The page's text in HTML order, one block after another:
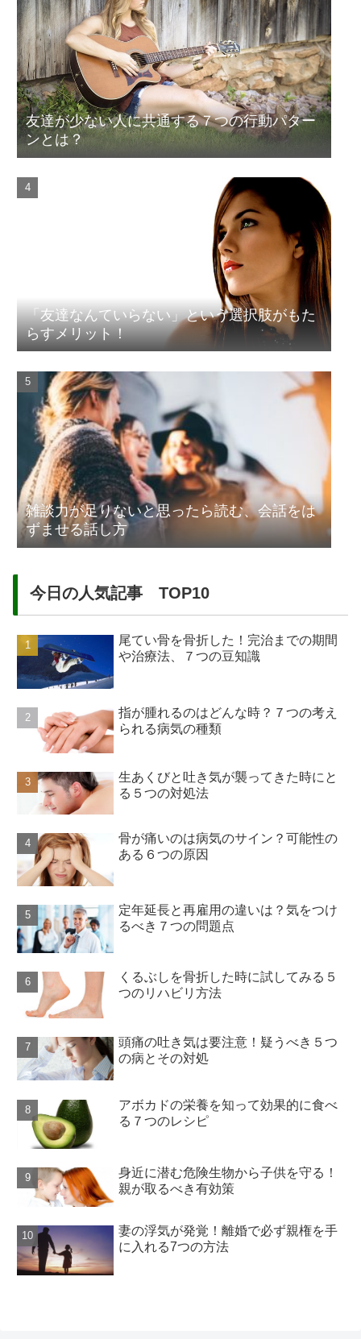
友達が少ない人に共通する７つの行動パター
ンとは？
「友達なんていらない」という選択肢がもた
らすメリット！
雑談力が足りないと思ったら読む、会話をは
ずませる話し方
今日の人気記事 TOP10
尾てい骨を骨折した！完治までの期間
や治療法、７つの豆知識
指が腫れるのはどんな時？７つの考え
られる病気の種類
生あくびと吐き気が襲ってきた時にと
る５つの対処法
骨が痛いのは病気のサイン？可能性の
ある６つの原因
定年延長と再雇用の違いは？気をつけ
るべき７つの問題点
くるぶしを骨折した時に試してみる５
つのリハビリ方法
頭痛の吐き気は要注意！疑うべき５つ
の病とその対処
アボカドの栄養を知って効果的に食べ
る７つのレシピ
身近に潜む危険生物から子供を守る！
親が取るべき有効策
妻の浮気が発覚！離婚で必ず親権を手
に入れる7つの方法